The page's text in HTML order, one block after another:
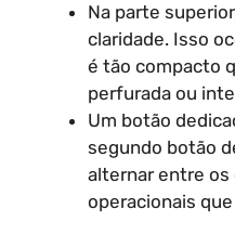
Na parte
claridade. Isso
é tão compacto
perfurada ou
Um botão
segundo botão
alternar entre os
operacionais